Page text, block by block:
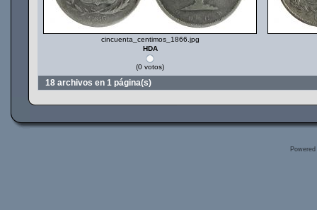
cincuenta_centimos_1866.jpg
HDA
(0 votos)
18 archivos en 1 página(s)